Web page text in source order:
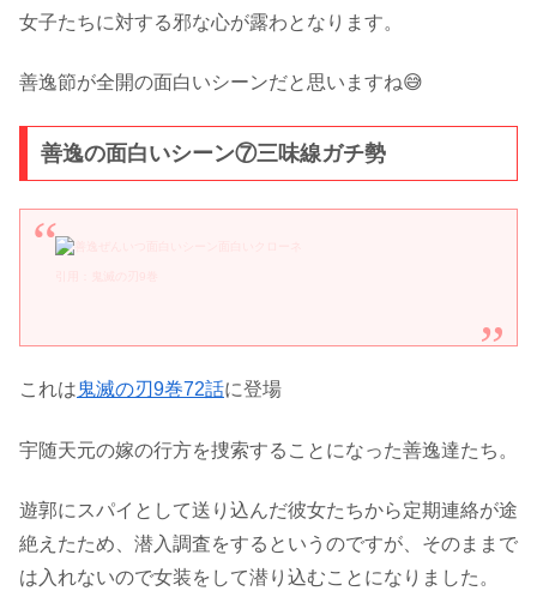
女子たちに対する邪な心が露わとなります。
善逸節が全開の面白いシーンだと思いますね😅
善逸の面白いシーン⑦三味線ガチ勢
これは鬼滅の刃9巻72話に登場
宇随天元の嫁の行方を捜索することになった善逸達たち。
遊郭にスパイとして送り込んだ彼女たちから定期連絡が途
絶えたため、潜入調査をするというのですが、そのままで
は入れないので女装をして潜り込むことになりました。